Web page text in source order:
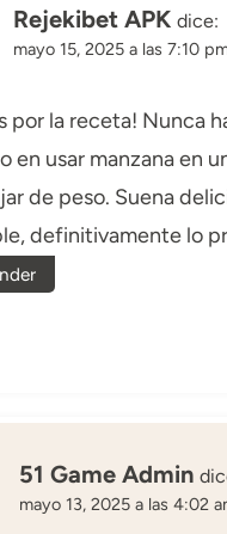
Rejekibet APK dice:
mayo 15, 2025 a las 7:10
por la receta! Nunca
en usar manzana en
de peso. Suena
definitivamente lo
51 Game Admin
mayo 13, 2025 a las 4:02